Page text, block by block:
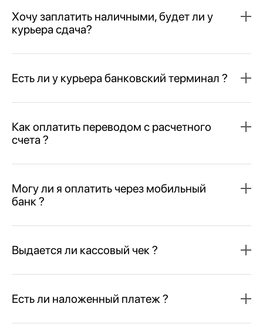
Хочу заплатить наличными, будет ли у
курьера сдача?
Есть ли у курьера банковский терминал ?
Как оплатить переводом с расчетного
счета ?
Могу ли я оплатить через мобильный
банк ?
Выдается ли кассовый чек ?
Есть ли наложенный платеж ?